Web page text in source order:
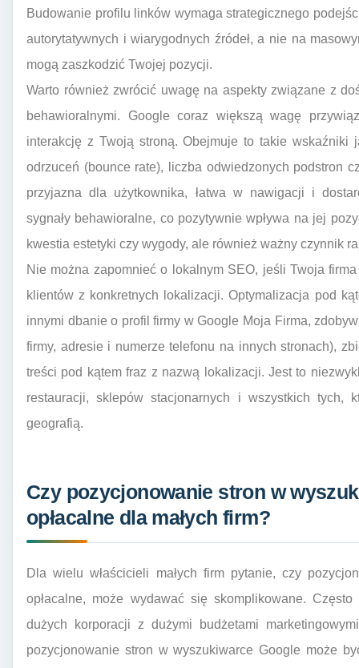
Budowanie profilu linków wymaga strategicznego
autorytatywnych i wiarygodnych źródeł, a nie na
mogą zaszkodzić Twojej pozycji.
Warto również zwrócić uwagę na aspekty związane z
behawioralnymi. Google coraz większą wagę
interakcję z Twoją stroną. Obejmuje to takie wskaźniki
odrzuceń (bounce rate), liczba odwiedzonych podstron
przyjazna dla użytkownika, łatwa w nawigacji i
sygnały behawioralne, co pozytywnie wpływa na jej
kwestia estetyki czy wygody, ale również ważny czynnik
Nie można zapomnieć o lokalnym SEO, jeśli Twoja
klientów z konkretnych lokalizacji. Optymalizacja pod
innymi dbanie o profil firmy w Google Moja Firma,
firmy, adresie i numerze telefonu na innych stronach),
treści pod kątem fraz z nazwą lokalizacji. Jest to
restauracji, sklepów stacjonarnych i wszystkich tych,
geografią.
Czy pozycjonowanie stron w
opłacalne dla małych firm?
Dla wielu właścicieli małych firm pytanie, czy
opłacalne, może wydawać się skomplikowane.
dużych korporacji z dużymi budżetami
pozycjonowanie stron w wyszukiwarce Google może